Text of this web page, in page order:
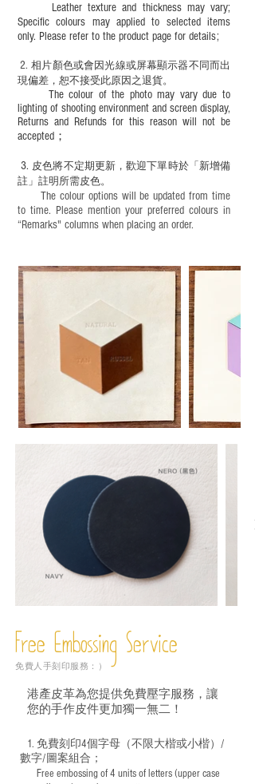
Leather texture and thickness may vary;
Specific colours may applied to selected items
only. Please refer to the product page for details;
​2.相片顏色或會因光線或屏幕顯示器不同而出
現偏差，恕不接受此原因之退貨。
The colour of the photo may vary due to
lighting of shooting environment and screen display,
Returns and Refunds for this reason will not be
accepted；
3. 皮色將不定期更新，歡迎下單時於「新增備
註」註明 所需皮色。
The colour options will be updated from time
to time. Please mention your preferred colours in
“Remarks" columns when placing an order.
Free Embossing Service
免費人手刻印服務：）
港產皮革為您提供免費壓字服務，讓
您的手作皮件更加獨一無二！
1. 免費刻印4個字母（不限大楷或小楷）/
數字/圖案組合；
Free embossing of 4 units of letters (upper case